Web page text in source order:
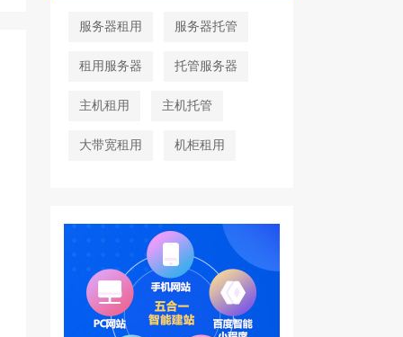
服务器租用 服务器托管
租用服务器 托管服务器
主机租用 主机托管
大带宽租用 机柜租用